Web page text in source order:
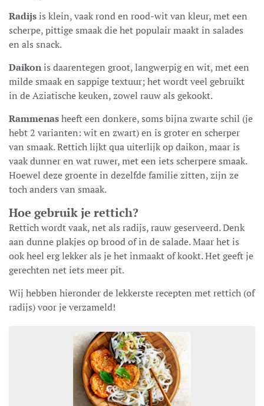
Radijsis klein, vaak rond en rood-wit van kleur, met een
scherpe, pittige smaak die het populair maakt in salades
en als snack.
Daikonis daarentegen groot, langwerpig en wit, met een
milde smaak en sappige textuur; het wordt veel gebruikt
in de Aziatische keuken, zowel rauw als gekookt.
Rammenasheeft een donkere, soms bijna zwarte schil (je
hebt 2 varianten: wit en zwart) en is groter en scherper
van smaak. Rettich lijkt qua uiterlijk op daikon, maar is
vaak dunner en wat ruwer, met een iets scherpere smaak.
Hoewel deze groente in dezelfde familie zitten, zijn ze
toch anders van smaak.
Hoe gebruik je rettich?
Rettich wordt vaak, net als radijs, rauw geserveerd. Denk
aan dunne plakjes op brood of in de salade. Maar het is
ook heel erg lekker als je het inmaakt of kookt. Het geeft je
gerechten net iets meer pit.
Wij hebben hieronder de lekkerste recepten met rettich (of
radijs) voor je verzameld!